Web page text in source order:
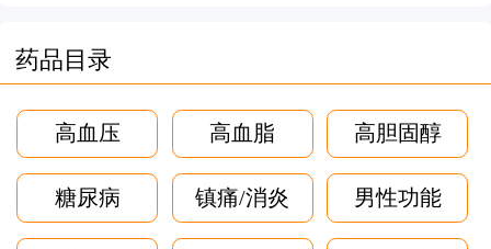
药品目录
高血压 高血脂 高胆固醇
糖尿病 镇痛/消炎 男性功能